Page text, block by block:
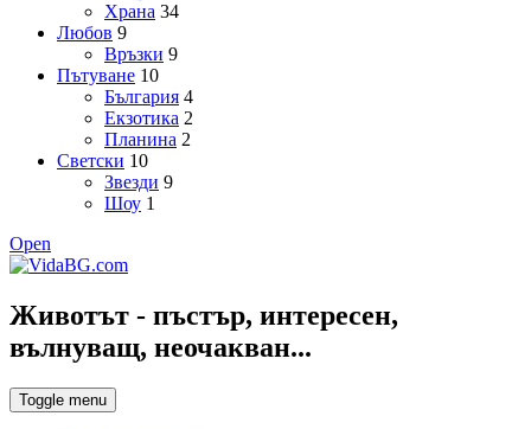
Храна 34
Любов 9
Връзки 9
Пътуване 10
България 4
Екзотика 2
Планина 2
Светски 10
Звезди 9
Шоу 1
Open
Животът - пъстър, интересен,
вълнуващ, неочакван...
Toggle menu